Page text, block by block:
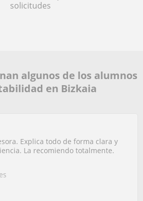
solicitudes
algunos de los alumnos
en Bizkaia
Explica todo de forma clara y
La recomiendo totalmente.